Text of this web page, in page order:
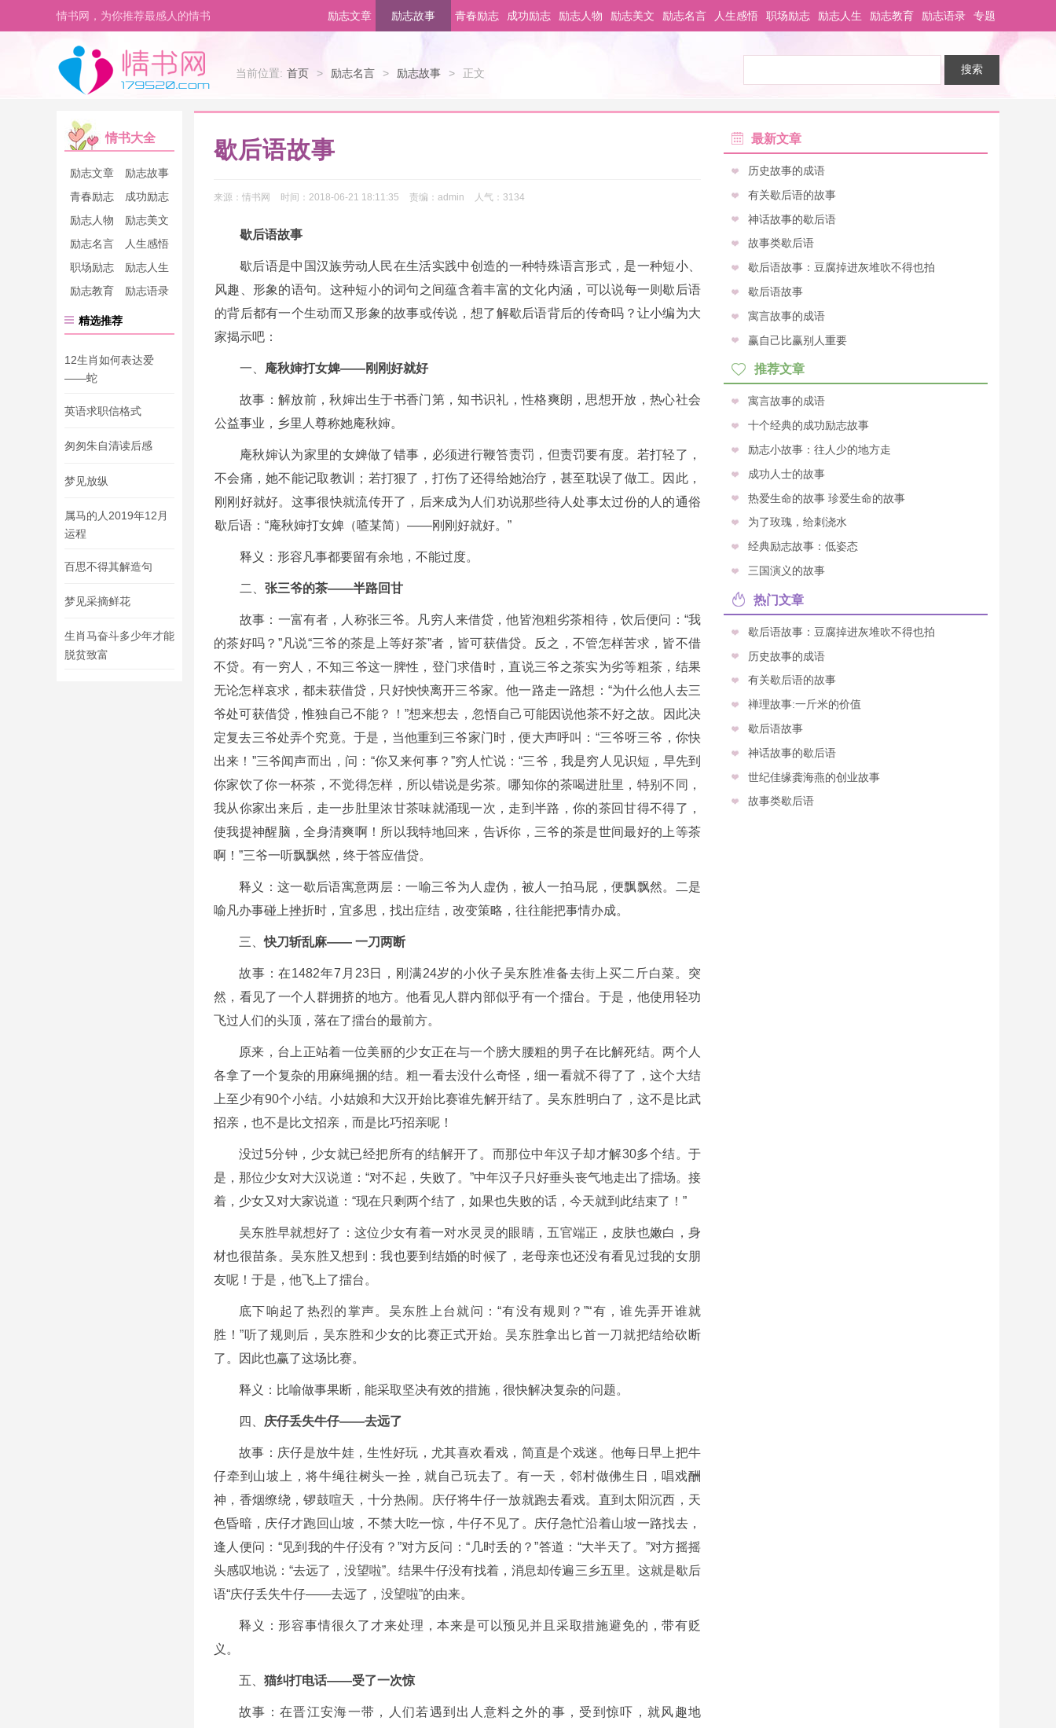
情书网，为你推荐最感人的情书 励志文章 励志故事 青春励志 成功励志 励志人物 励志美文 励志名言 人生感悟 职场励志 励志人生 励志教育 励志语录 专题
当前位置: 首页 > 励志名言 > 励志故事 > 正文
情书大全
励志文章
励志故事
青春励志
成功励志
励志人物
励志美文
励志名言
人生感悟
职场励志
励志人生
励志教育
励志语录
精选推荐
12生肖如何表达爱
——蛇
英语求职信格式
匆匆朱自清读后感
梦见放纵
属马的人2019年12月
运程
百思不得其解造句
梦见采摘鲜花
生肖马奋斗多少年才能
脱贫致富
歇后语故事
来源： 情书网 时间： 2018-06-21 18:11:35 责编： admin 人气： 3134
歇后语故事
歇后语是中国汉族劳动人民在生活实践中创造的一种特殊语言形式，是一种短小、
风趣、形象的语句。这种短小的词句之间蕴含着丰富的文化内涵，可以说每一则歇后语
的背后都有一个生动而又形象的故事或传说，想了解歇后语背后的传奇吗？让小编为大
家揭示吧：
一、 庵秋婶打女婢——刚刚好就好
故事：解放前，秋婶出生于书香门第，知书识礼，性格爽朗，思想开放，热心社会
公益事业，乡里人尊称她庵秋婶。
庵秋婶认为家里的女婢做了错事，必须进行鞭笞责罚，但责罚要有度。若打轻了，
不会痛，她不能记取教训；若打狠了，打伤了还得给她治疗，甚至耽误了做工。因此，
刚刚好就好。这事很快就流传开了，后来成为人们劝说那些待人处事太过份的人的通俗
歇后语：“庵秋婶打女婢（喳某简）——刚刚好就好。”
释义：形容凡事都要留有余地，不能过度。
二、 张三爷的茶——半路回甘
故事：一富有者，人称张三爷。凡穷人来借贷，他皆泡粗劣茶相待，饮后便问：“我
的茶好吗？”凡说“三爷的茶是上等好茶”者，皆可获借贷。反之，不管怎样苦求，皆不借
不贷。有一穷人，不知三爷这一脾性，登门求借时，直说三爷之茶实为劣等粗茶，结果
无论怎样哀求，都未获借贷，只好怏怏离开三爷家。他一路走一路想：“为什么他人去三
爷处可获借贷，惟独自己不能？！”想来想去，忽悟自己可能因说他茶不好之故。因此决
定复去三爷处弄个究竟。于是，当他重到三爷家门时，便大声呼叫：“三爷呀三爷，你快
出来！”三爷闻声而出，问：“你又来何事？”穷人忙说：“三爷，我是穷人见识短，早先到
你家饮了你一杯茶，不觉得怎样，所以错说是劣茶。哪知你的茶喝进肚里，特别不同，
我从你家出来后，走一步肚里浓甘茶味就涌现一次，走到半路，你的茶回甘得不得了，
使我提神醒脑，全身清爽啊！所以我特地回来，告诉你，三爷的茶是世间最好的上等茶
啊！”三爷一听飘飘然，终于答应借贷。
释义：这一歇后语寓意两层：一喻三爷为人虚伪，被人一拍马屁，便飘飘然。二是
喻凡办事碰上挫折时，宜多思，找出症结，改变策略，往往能把事情办成。
三、快刀斩乱麻—— 一刀两断
故事：在1482年7月23日，刚满24岁的小伙子吴东胜准备去街上买二斤白菜。突
然，看见了一个人群拥挤的地方。他看见人群内部似乎有一个擂台。于是，他使用轻功
飞过人们的头顶，落在了擂台的最前方。
原来，台上正站着一位美丽的少女正在与一个膀大腰粗的男子在比解死结。两个人
各拿了一个复杂的用麻绳捆的结。粗一看去没什么奇怪，细一看就不得了了，这个大结
上至少有90个小结。小姑娘和大汉开始比赛谁先解开结了。吴东胜明白了，这不是比武
招亲，也不是比文招亲，而是比巧招亲呢！
没过5分钟，少女就已经把所有的结解开了。而那位中年汉子却才解30多个结。于
是，那位少女对大汉说道：“对不起，失败了。”中年汉子只好垂头丧气地走出了擂场。接
着，少女又对大家说道：“现在只剩两个结了，如果也失败的话，今天就到此结束了！”
吴东胜早就想好了：这位少女有着一对水灵灵的眼睛，五官端正，皮肤也嫩白，身
材也很苗条。吴东胜又想到：我也要到结婚的时候了，老母亲也还没有看见过我的女朋
友呢！于是，他飞上了擂台。
底下响起了热烈的掌声。吴东胜上台就问：“有没有规则？”“有，谁先弄开谁就
胜！”听了规则后，吴东胜和少女的比赛正式开始。吴东胜拿出匕首一刀就把结给砍断
了。因此也赢了这场比赛。
释义：比喻做事果断，能采取坚决有效的措施，很快解决复杂的问题。
四、 庆仔丢失牛仔——去远了
故事：庆仔是放牛娃，生性好玩，尤其喜欢看戏，简直是个戏迷。他每日早上把牛
仔牵到山坡上，将牛绳往树头一拴，就自己玩去了。有一天，邻村做佛生日，唱戏酬
神，香烟缭绕，锣鼓喧天，十分热闹。庆仔将牛仔一放就跑去看戏。直到太阳沉西，天
色昏暗，庆仔才跑回山坡，不禁大吃一惊，牛仔不见了。庆仔急忙沿着山坡一路找去，
逢人便问：“见到我的牛仔没有？”对方反问：“几时丢的？”答道：“大半天了。”对方摇摇
头感叹地说：“去远了，没望啦”。结果牛仔没有找着，消息却传遍三乡五里。这就是歇后
语“庆仔丢失牛仔——去远了，没望啦”的由来。
释义：形容事情很久了才来处理，本来是可以预见并且采取措施避免的，带有贬
义。
五、 猫纠打电话——受了一次惊
故事：在晋江安海一带，人们若遇到出人意料之外的事，受到惊吓，就风趣地
最新文章
历史故事的成语
有关歇后语的故事
神话故事的歇后语
故事类歇后语
歇后语故事：豆腐掉进灰堆吹不得也拍
歇后语故事
寓言故事的成语
赢自己比赢别人重要
推荐文章
寓言故事的成语
十个经典的成功励志故事
励志小故事：往人少的地方走
成功人士的故事
热爱生命的故事 珍爱生命的故事
为了玫瑰，给刺浇水
经典励志故事：低姿态
三国演义的故事
热门文章
歇后语故事：豆腐掉进灰堆吹不得也拍
历史故事的成语
有关歇后语的故事
禅理故事:一斤米的价值
歇后语故事
神话故事的歇后语
世纪佳缘龚海燕的创业故事
故事类歇后语